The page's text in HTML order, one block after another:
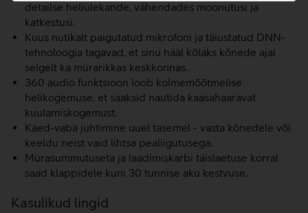
detailse heliülekande, vähendades moonutusi ja
katkestusi.
Kuus nutikalt paigutatud mikrofoni ja täiustatud DNN-
tehnoloogia tagavad, et sinu hääl kõlaks kõnede ajal
selgelt ka mürarikkas keskkonnas.
360 audio funktsioon loob kolmemõõtmelise
helikogemuse, et saaksid nautida kaasahaaravat
kuulamiskogemust.
Käed-vaba juhtimine uuel tasemel - vasta kõnedele või
keeldu neist vaid lihtsa pealiigutusega.
Mürasummutuseta ja laadimiskarbi täislaetuse korral
saad klappidele kuni 30 tunnise aku kestvuse.
Kasulikud lingid